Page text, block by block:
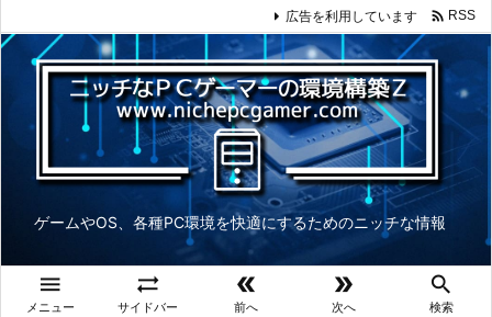
ゲームやOS、各種PC環境を快適にするためのニッチな情報

メニュー

サイドバー

前へ

次へ

検索
広告を利用しています  RSS